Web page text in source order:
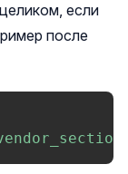
если
после